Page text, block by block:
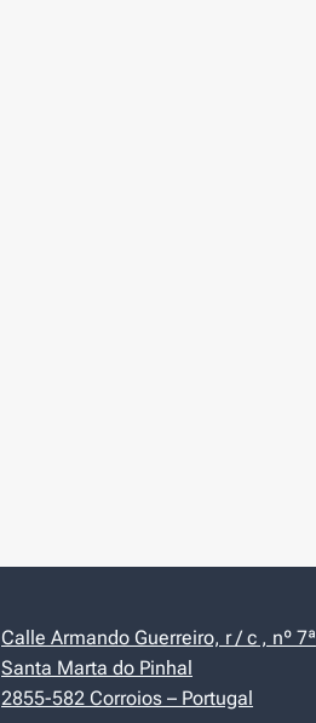
Calle Armando Guerreiro, r / c , nº 7ª
Santa Marta do Pinhal
2855-582 Corroios – Portugal